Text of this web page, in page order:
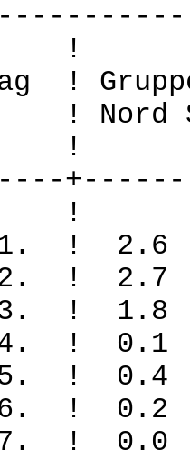
!
! 2.6
! 2.7
! 1.8
!
!
!
!